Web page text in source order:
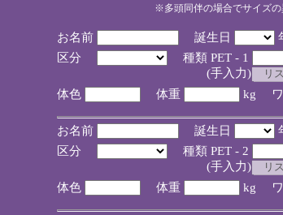
※多頭同伴の場合でサイズ
お名前 誕生日
区分
種類 PET - 1
(手入力)
体色
体重 kg ワ
お名前 誕生日
区分
種類 PET - 2
(手入力)
体色
体重 kg ワ